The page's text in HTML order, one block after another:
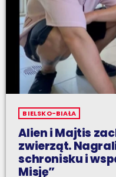
BIELSKO-BIAŁA
Alien i Majtis
zwierząt.
schronisku i
Misję”